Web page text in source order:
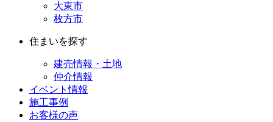
大東市
枚方市
住まいを探す
建売情報・土地
仲介情報
イベント情報
施工事例
お客様の声